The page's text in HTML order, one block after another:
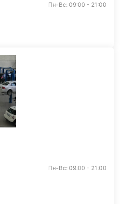
Пн-Вс: 09:00 - 21:00
Пн-Вс: 09:00 - 21:00